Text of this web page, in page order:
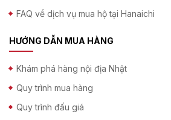
FAQ về dịch vụ mua hộ tại Hanaichi
HƯỚNG DẪN MUA HÀNG
Khám phá hàng nội địa Nhật
Quy trình mua hàng
Quy trình đấu giá